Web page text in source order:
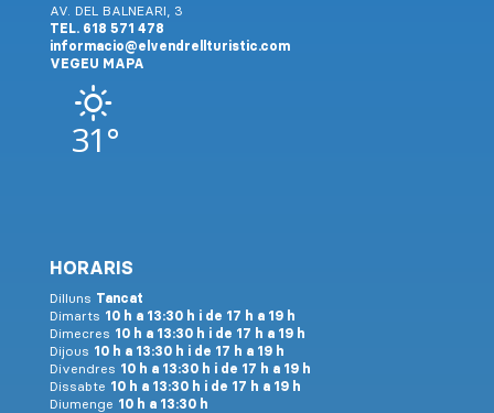
AV. DEL BALNEARI, 3
TEL. 618 571 478
informacio@elvendrellturistic.com
VEGEU MAPA
31°
HORARIS
Dilluns Tancat
Dimarts 10 h a 13:30 h i de 17 h a 19 h
Dimecres 10 h a 13:30 h i de 17 h a 19 h
Dijous 10 h a 13:30 h i de 17 h a 19 h
Divendres 10 h a 13:30 h i de 17 h a 19 h
Dissabte 10 h a 13:30 h i de 17 h a 19 h
Diumenge 10 h a 13:30 h